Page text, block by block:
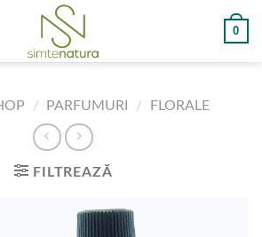
0
/ PARFUMURI / FLORALE
FILTREAZĂ